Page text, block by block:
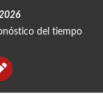
del tiempo